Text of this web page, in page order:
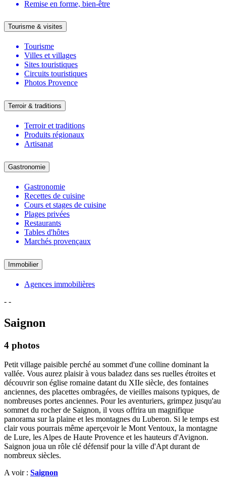
Remise en forme, bien-être
Tourisme & visites
Tourisme
Villes et villages
Sites touristiques
Circuits touristiques
Photos Provence
Terroir & traditions
Terroir et traditions
Produits régionaux
Artisanat
Gastronomie
Gastronomie
Recettes de cuisine
Cours et stages de cuisine
Plages privées
Restaurants
Tables d'hôtes
Marchés provençaux
Immobilier
Agences immobilières
- -
Saignon
4 photos
Petit village paisible perché au sommet d'une colline dominant la
vallée. Vous aurez plaisir à vous baladez dans ses ruelles étroites et
découvrir son église romaine datant du XIIe siècle, des fontaines
anciennes, des placettes ombragées, de vieilles maisons typiques, de
nombreuses portes anciennes. Pour les aventuriers, grimpez jusqu'au
sommet du rocher de Saignon, il vous offrira un magnifique
panorama sur la plaine et les montagnes du Luberon. Si le temps est
clair vous pourrais même aperçevoir le Mont Ventoux, la montagne
de Lure, les Alpes de Haute Provence et les hauteurs d'Avignon.
Saignon joua un rôle clé défensif pour la ville d'Apt durant de
nombreux siècles.
A voir : Saignon